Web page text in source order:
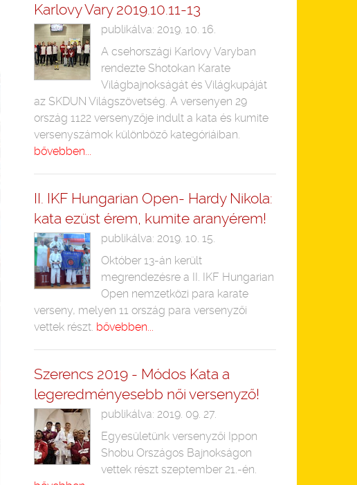
Karlovy Vary 2019.10.11-13
publikálva: 2019. 10. 16.
A csehországi Karlovy Varyban
rendezte Shotokan Karate
Világbajnokságát és Világkupáját
az SKDUN Világszövetség. A versenyen 29
ország 1122 versenyzője indult a kata és kumite
versenyszámok különböző kategóriáiban.
bővebben...
II. IKF Hungarian Open- Hardy Nikola:
kata ezüst érem, kumite aranyérem!
publikálva: 2019. 10. 15.
Október 13-án került
megrendezésre a II. IKF Hungarian
Open nemzetközi para karate
verseny, melyen 11 ország para versenyzői
vettek részt. bővebben...
Szerencs 2019 - Módos Kata a
legeredményesebb női versenyző!
publikálva: 2019. 09. 27.
Egyesületünk versenyzői Ippon
Shobu Országos Bajnokságon
vettek részt szeptember 21.-én.